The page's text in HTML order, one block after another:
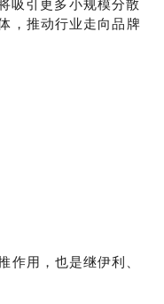
吸引更多小规模分散
，推动行业走向品牌
作用，也是继伊利、